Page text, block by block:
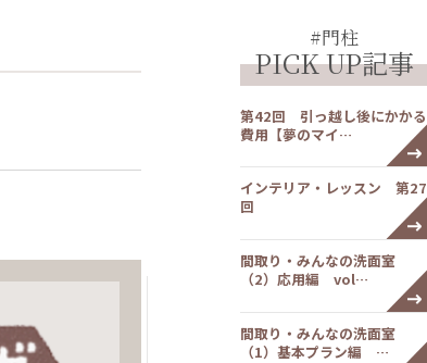
#門柱
PICK UP記事
第42回 引っ越し後にかかる
費用【夢のマイ…
インテリア・レッスン 第27
回
間取り・みんなの洗面室
（2）応用編 vol…
間取り・みんなの洗面室
（1）基本プラン編 …